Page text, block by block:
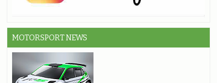
MOTORSPORT NEWS